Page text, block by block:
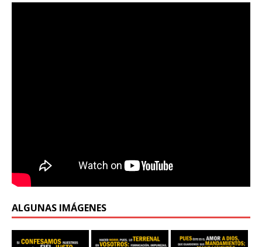
ALGUNAS IMÁGENES